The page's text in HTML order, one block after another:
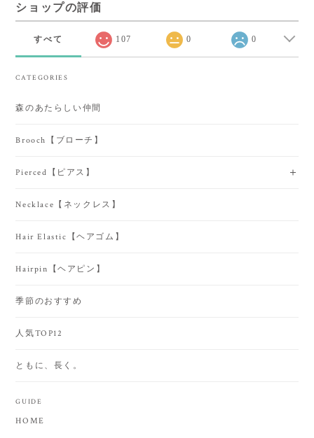
ショップの評価
すべて 107 0 0
CATEGORIES
森のあたらしい仲間
Brooch【ブローチ】
Pierced【ピアス】
Necklace【ネックレス】
Hair Elastic【ヘアゴム】
Hairpin【ヘアピン】
季節のおすすめ
人気TOP12
ともに、長く。
GUIDE
HOME